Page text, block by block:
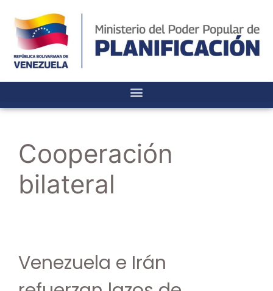
Cooperación
bilateral
Venezuela e Irán